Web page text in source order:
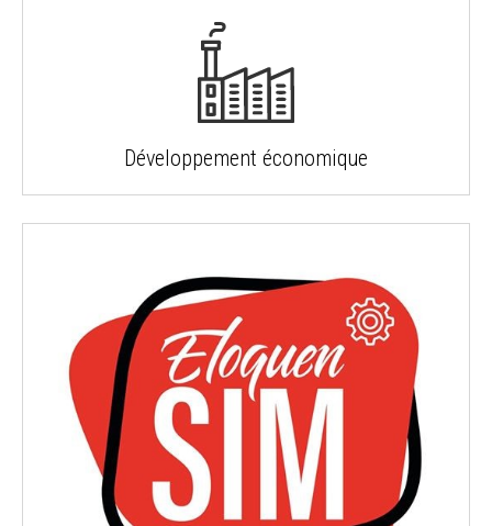
Développement économique